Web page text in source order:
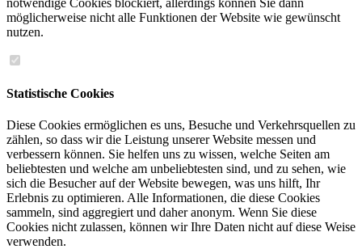
notwendige Cookies blockiert, allerdings können Sie dann
möglicherweise nicht alle Funktionen der Website wie gewünscht
nutzen.
Statistische Cookies
Diese Cookies ermöglichen es uns, Besuche und Verkehrsquellen zu
zählen, so dass wir die Leistung unserer Website messen und
verbessern können. Sie helfen uns zu wissen, welche Seiten am
beliebtesten und welche am unbeliebtesten sind, und zu sehen, wie
sich die Besucher auf der Website bewegen, was uns hilft, Ihr
Erlebnis zu optimieren. Alle Informationen, die diese Cookies
sammeln, sind aggregiert und daher anonym. Wenn Sie diese
Cookies nicht zulassen, können wir Ihre Daten nicht auf diese Weise
verwenden.